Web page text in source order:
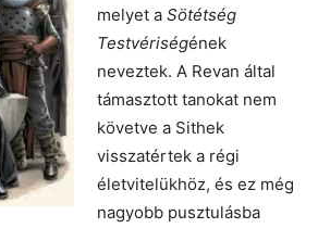
melyet a Sötétség
Testvériségének
neveztek. A Revan által
támasztott tanokat nem
követve a Sithek
visszatértek a régi
életvitelükhöz, és ez még
nagyobb pusztulásba